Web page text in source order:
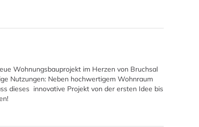
Wohnungsbauprojekt im Herzen von Bruchsal
Nutzungen: Neben hochwertigem Wohnraum
dieses innovative Projekt von der ersten Idee bis